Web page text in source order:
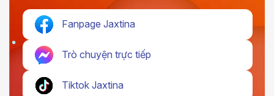
Fanpage Jaxtina
Trò chuyện trực tiếp
Tiktok Jaxtina